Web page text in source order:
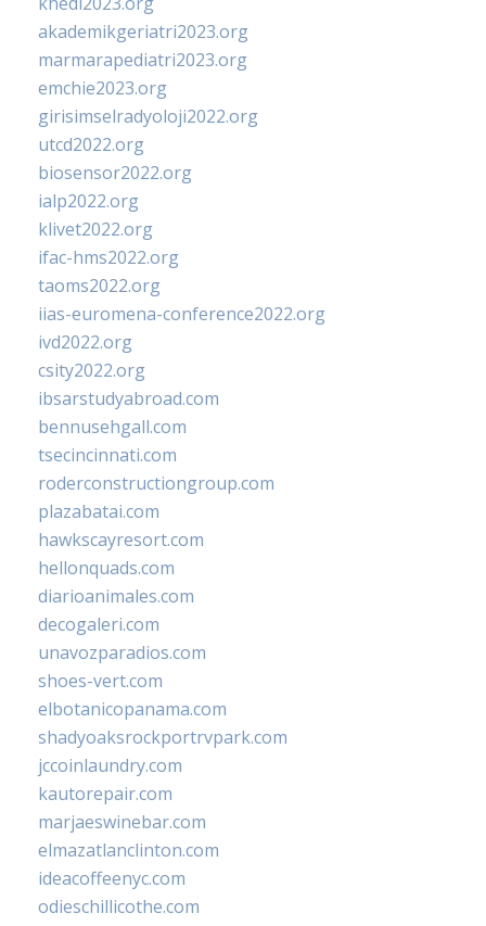
akademikgeriatri2023.org
marmarapediatri2023.org
emchie2023.org
girisimselradyoloji2022.org
utcd2022.org
biosensor2022.org
ialp2022.org
klivet2022.org
ifac-hms2022.org
taoms2022.org
iias-euromena-conference2022.org
ivd2022.org
csity2022.org
ibsarstudyabroad.com
bennusehgall.com
tsecincinnati.com
roderconstructiongroup.com
plazabatai.com
hawkscayresort.com
hellonquads.com
diarioanimales.com
decogaleri.com
unavozparadios.com
shoes-vert.com
elbotanicopanama.com
shadyoaksrockportrvpark.com
jccoinlaundry.com
kautorepair.com
marjaeswinebar.com
elmazatlanclinton.com
ideacoffeenyc.com
odieschillicothe.com